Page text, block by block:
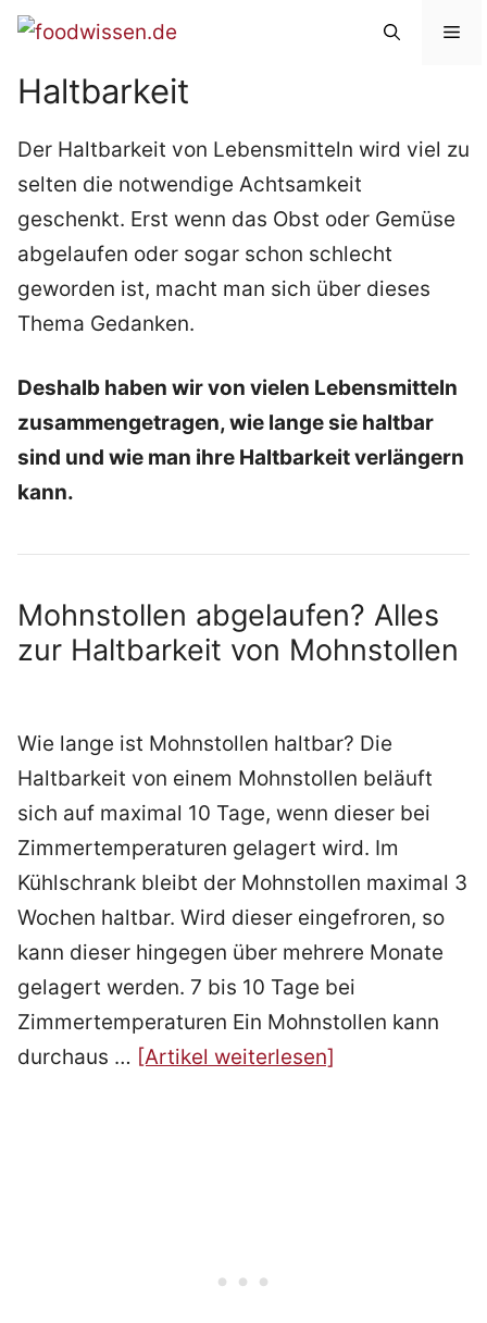
Zum
springen
Haltbarkeit
Der Haltbarkeit von Lebensmitteln wird viel zu
selten die notwendige Achtsamkeit
geschenkt. Erst wenn das Obst oder Gemüse
abgelaufen oder sogar schon schlecht
geworden ist, macht man sich über dieses
Thema Gedanken.
Deshalb haben wir von vielen Lebensmitteln
zusammengetragen, wie lange sie haltbar
sind und wie man ihre Haltbarkeit verlängern
kann.
Mohnstollen abgelaufen? Alles
zur Haltbarkeit von Mohnstollen
Wie lange ist Mohnstollen haltbar? Die
Haltbarkeit von einem Mohnstollen beläuft
sich auf maximal 10 Tage, wenn dieser bei
Zimmertemperaturen gelagert wird. Im
Kühlschrank bleibt der Mohnstollen maximal 3
Wochen haltbar. Wird dieser eingefroren, so
kann dieser hingegen über mehrere Monate
gelagert werden. 7 bis 10 Tage bei
Zimmertemperaturen Ein Mohnstollen kann
durchaus … [Artikel weiterlesen]